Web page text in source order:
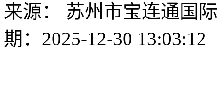
来源： 苏州市宝连通国
期：2025-12-30 13:03:12